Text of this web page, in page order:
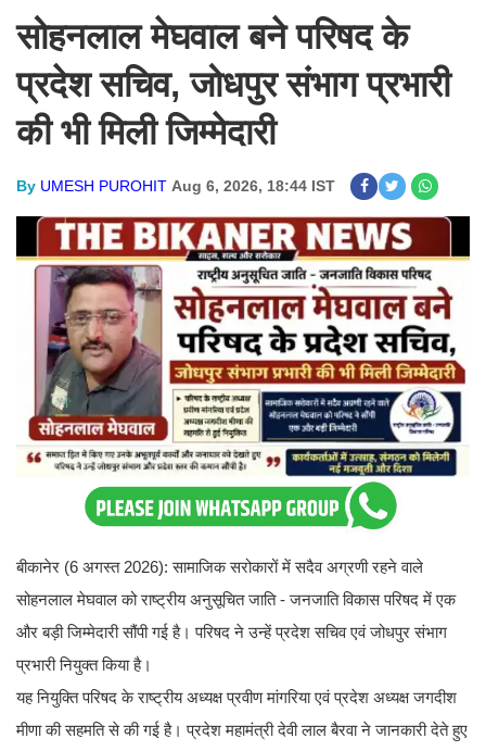
सोहनलाल मेघवाल बने परिषद के
प्रदेश सचिव, जोधपुर संभाग प्रभारी
की भी मिली जिम्मेदारी
By UMESH PUROHIT Aug 6, 2026, 18:44 IST
बीकानेर (6 अगस्त 2026): सामाजिक सरोकारों में सदैव अग्रणी रहने वाले
सोहनलाल मेघवाल को राष्ट्रीय अनुसूचित जाति - जनजाति विकास परिषद में एक
और बड़ी जिम्मेदारी सौंपी गई है। परिषद ने उन्हें प्रदेश सचिव एवं जोधपुर संभाग
प्रभारी नियुक्त किया है।
यह नियुक्ति परिषद के राष्ट्रीय अध्यक्ष प्रवीण मांगरिया एवं प्रदेश अध्यक्ष जगदीश
मीणा की सहमति से की गई है। प्रदेश महामंत्री देवी लाल बैरवा ने जानकारी देते हुए